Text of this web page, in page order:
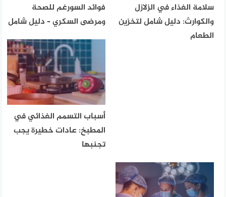
سلامة الغذاء في الزلازل
والكوارث: دليل شامل لتخزين
الطعام
فوائد السورغم للصحة
ومرضى السكري – دليل شامل
أسباب التسمم الغذائي في
المطبخ: عادات خطيرة يجب
تجنبها